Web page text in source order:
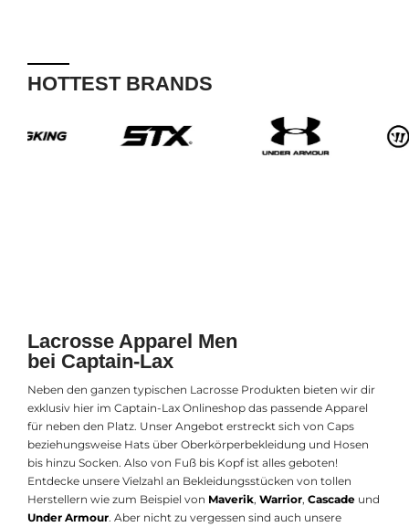
HOTTEST BRANDS
Lacrosse Apparel Men
bei Captain-Lax
Neben den ganzen typischen Lacrosse Produkten bieten wir dir
exklusiv hier im Captain-Lax Onlineshop das passende Apparel
für neben den Platz. Unser Angebot erstreckt sich von Caps
beziehungsweise Hats über Oberkörperbekleidung und Hosen
bis hinzu Socken. Also von Fuß bis Kopf ist alles geboten!
Entdecke unsere Vielzahl an Bekleidungsstücken von tollen
Herstellern wie zum Beispiel von Maverik, Warrior, Cascade und
Under Armour. Aber nicht zu vergessen sind auch unsere